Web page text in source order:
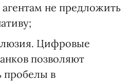
не предложить
Цифровые
позволяют
пробелы в